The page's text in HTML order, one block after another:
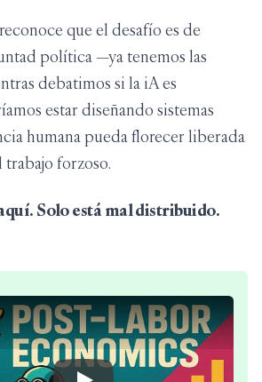
que el desafío es de
política —ya tenemos las
debatimos si la iA es
estar diseñando sistemas
humana pueda florecer liberada
forzoso.
Solo está mal distribuido.
Play Video